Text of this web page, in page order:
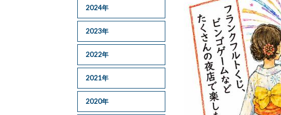
2024年
2023年
2022年
2021年
2020年